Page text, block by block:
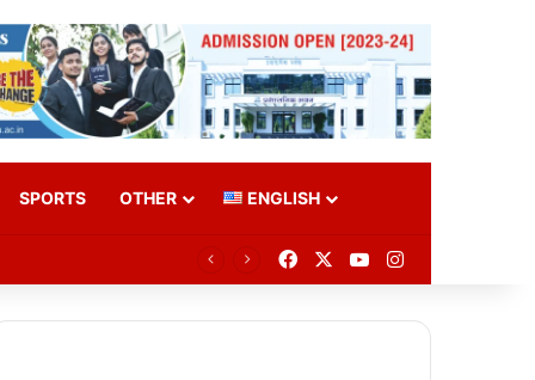
SPORTS OTHER ENGLISH
FacebookYouTubeInstagram